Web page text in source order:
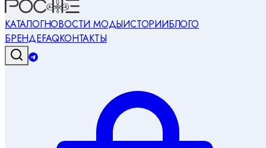
КАТАЛОГНОВОСТИ МОДЫИСТОРИИБЛОГО
БРЕНДЕFAQКОНТАКТЫ